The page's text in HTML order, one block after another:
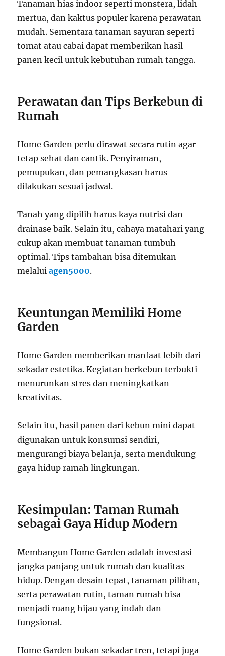
Tanaman hias indoor seperti monstera, lidah
mertua, dan kaktus populer karena perawatan
mudah. Sementara tanaman sayuran seperti
tomat atau cabai dapat memberikan hasil
panen kecil untuk kebutuhan rumah tangga.
Perawatan dan Tips Berkebun di
Rumah
Home Garden perlu dirawat secara rutin agar
tetap sehat dan cantik. Penyiraman,
pemupukan, dan pemangkasan harus
dilakukan sesuai jadwal.
Tanah yang dipilih harus kaya nutrisi dan
drainase baik. Selain itu, cahaya matahari yang
cukup akan membuat tanaman tumbuh
optimal. Tips tambahan bisa ditemukan
melaluiagen5000.
Keuntungan Memiliki Home
Garden
Home Garden memberikan manfaat lebih dari
sekadar estetika. Kegiatan berkebun terbukti
menurunkan stres dan meningkatkan
kreativitas.
Selain itu, hasil panen dari kebun mini dapat
digunakan untuk konsumsi sendiri,
mengurangi biaya belanja, serta mendukung
gaya hidup ramah lingkungan.
Kesimpulan: Taman Rumah
sebagai Gaya Hidup Modern
Membangun Home Garden adalah investasi
jangka panjang untuk rumah dan kualitas
hidup. Dengan desain tepat, tanaman pilihan,
serta perawatan rutin, taman rumah bisa
menjadi ruang hijau yang indah dan
fungsional.
Home Garden bukan sekadar tren, tetapi juga